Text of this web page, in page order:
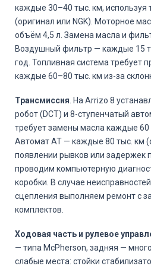
каждые 30–40 тыс. км, используя
(оригинал или NGK). Моторное
объём 4,5 л. Замена масла и
Воздушный фильтр — каждые 15
год. Топливная система требует
каждые 60–80 тыс. км из-за
Трансмиссия . На Arrizo 8
робот (DCT) и 8-ступенчатый
требует замены масла каждые 60
Автомат AT — каждые 80 тыс. км
появлении рывков или задержек
проводим компьютерную
коробки. В случае
сцепления выполняем ремонт с
комплектов.
Ходовая часть и рулевое
— типа McPherson, задняя —
слабые места: стойки